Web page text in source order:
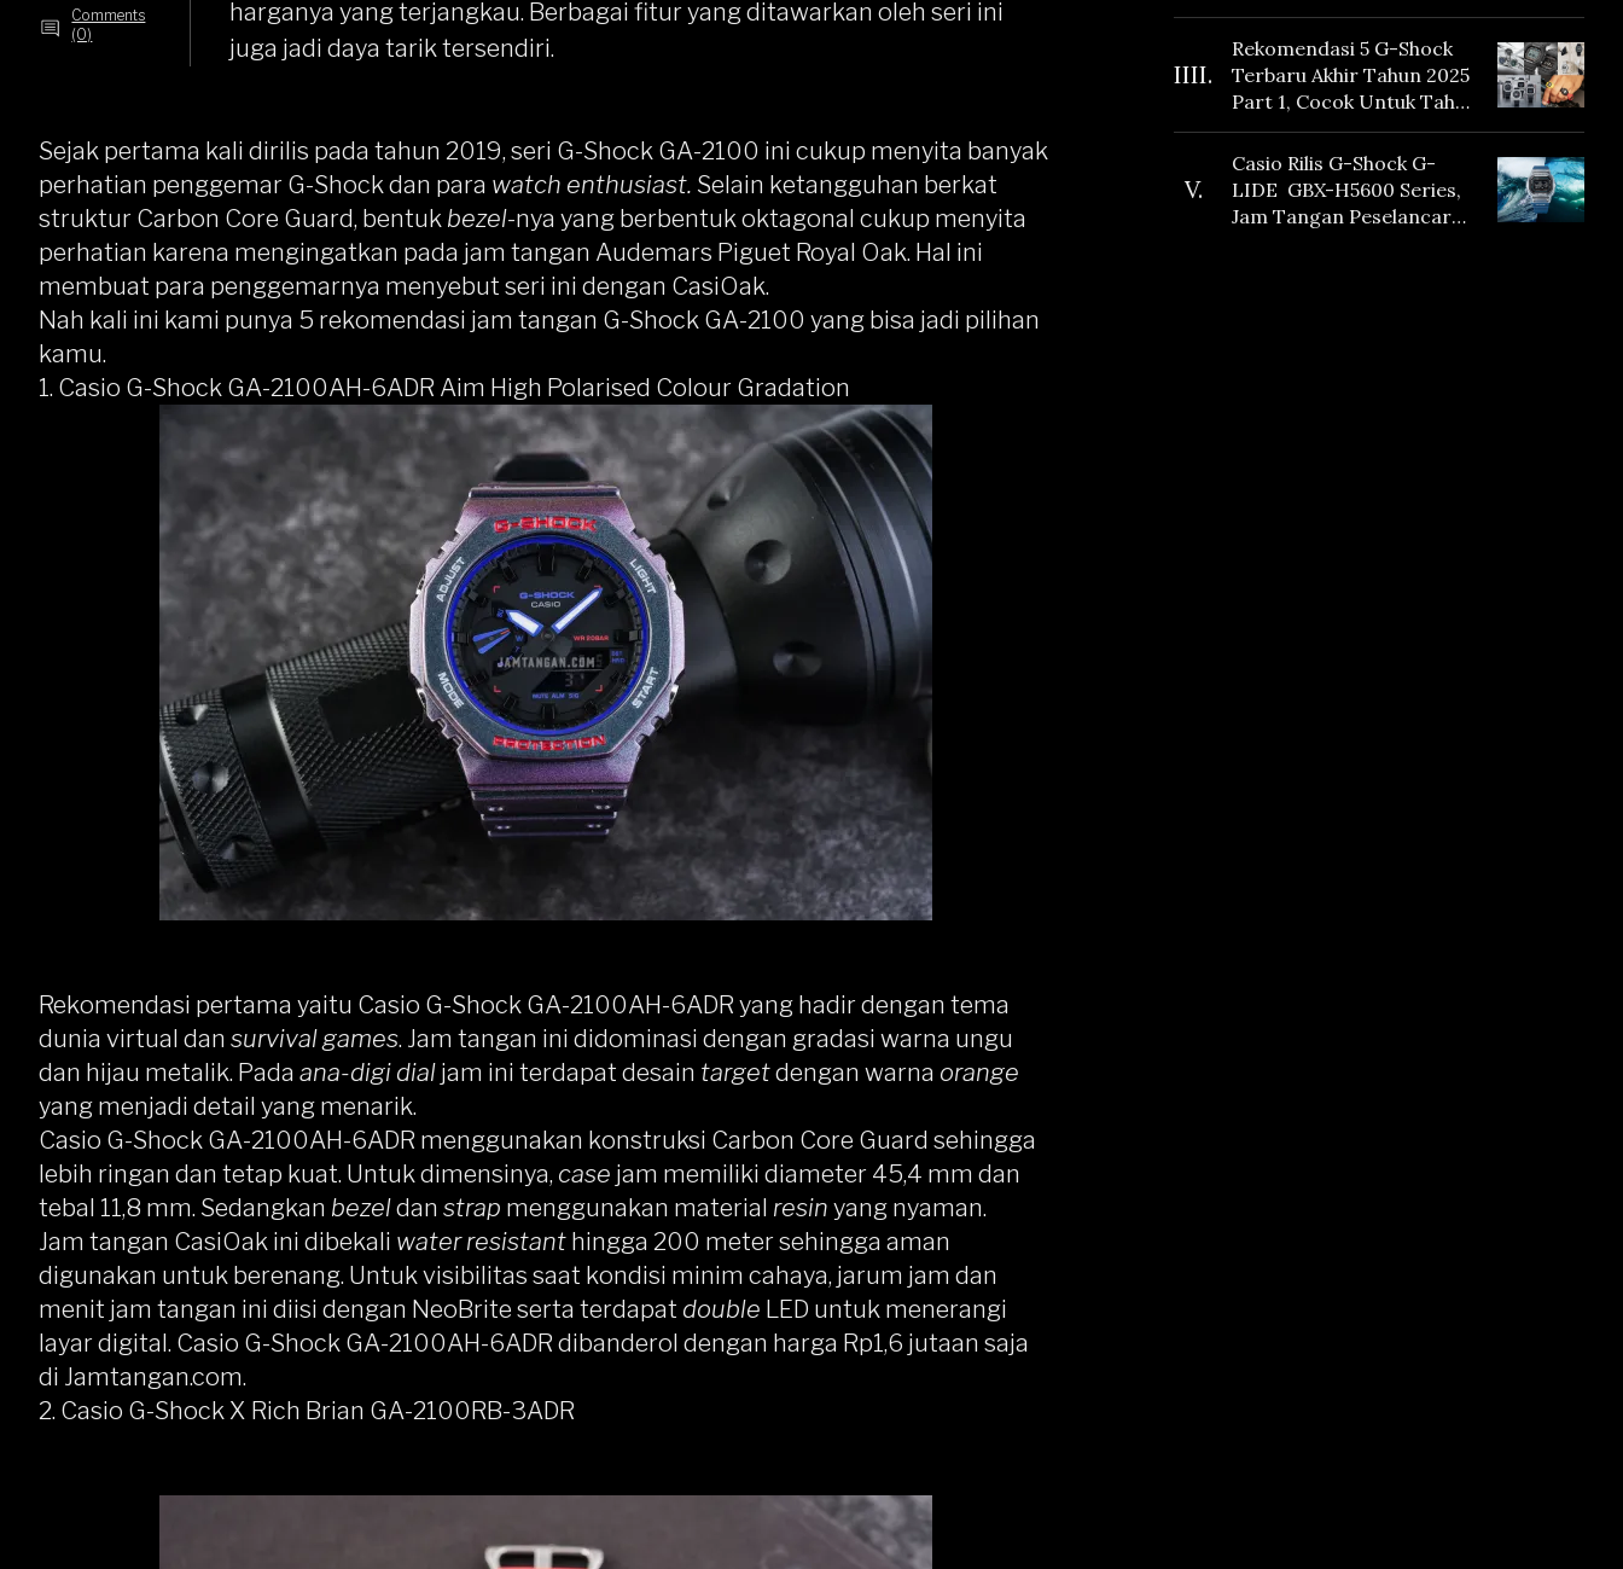
Comments
(0)
harganya yang terjangkau. Berbagai fitur yang ditawarkan oleh seri ini
juga jadi daya tarik tersendiri.
Sejak pertama kali dirilis pada tahun 2019, seri G-Shock GA-2100 ini cukup menyita banyak
perhatian penggemar G-Shock dan para watch enthusiast. Selain ketangguhan berkat
struktur Carbon Core Guard, bentuk bezel-nya yang berbentuk oktagonal cukup menyita
perhatian karena mengingatkan pada jam tangan Audemars Piguet Royal Oak. Hal ini
membuat para penggemarnya menyebut seri ini dengan CasiOak.
Nah kali ini kami punya 5 rekomendasi jam tangan G-Shock GA-2100 yang bisa jadi pilihan
kamu.
1. Casio G-Shock GA-2100AH-6ADR Aim High Polarised Colour Gradation
Rekomendasi pertama yaitu Casio G-Shock GA-2100AH-6ADR yang hadir dengan tema
dunia virtual dan survival games. Jam tangan ini didominasi dengan gradasi warna ungu
dan hijau metalik. Pada ana-digi dial jam ini terdapat desain targetdengan warna orange
yang menjadi detail yang menarik.
Casio G-Shock GA-2100AH-6ADR menggunakan konstruksi Carbon Core Guard sehingga
lebih ringan dan tetap kuat. Untuk dimensinya, case jam memiliki diameter 45,4 mm dan
tebal 11,8 mm. Sedangkan bezeldan strap menggunakan material resin yang nyaman.
Jam tangan CasiOak ini dibekali water resistant hingga 200 meter sehingga aman
digunakan untuk berenang. Untuk visibilitas saat kondisi minim cahaya, jarum jam dan
menit jam tangan ini diisi dengan NeoBrite serta terdapat double LED untuk menerangi
layar digital. Casio G-Shock GA-2100AH-6ADR dibanderol dengan harga Rp1,6 jutaan saja
di Jamtangan.com.
2. Casio G-Shock X Rich Brian GA-2100RB-3ADR
Masa Baterai 10 Tahun
dan Fitur Vibration
IIII.
Rekomendasi 5 G-Shock
Terbaru Akhir Tahun 2025
Part 1, Cocok Untuk Tahun
Baru!
V.
Casio Rilis G-Shock G-
LIDE GBX-H5600 Series,
Jam Tangan Peselancar